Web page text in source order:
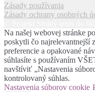
Zásady používania
Zásady ochrany osobných
Na našej webovej stránke
poskytli čo najrelevantnejší
preferencie a opakované
súhlasíte s používaním
navštíviť „Nastavenia
kontrolovaný súhlas.
Nastavenia súborov cookie